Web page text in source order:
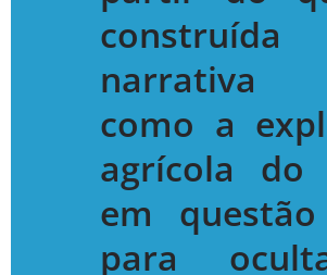
narrativa
como a
agrícola do
em
para